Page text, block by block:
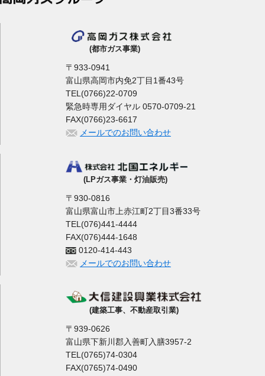
(都市ガス事業)
〒933-0941
富山県高岡市内免2丁目1番43号
TEL(0766)22-0709
緊急時専用ダイヤル 0570-0709-21
FAX(0766)23-6617
メールでのお問い合わせ
(LPガス事業・灯油販売)
〒930-0816
富山県富山市上赤江町2丁目3番33号
TEL(076)441-4444
FAX(076)444-1648
0120-414-443
メールでのお問い合わせ
(建築工事、不動産取引業)
〒939-0626
富山県下新川郡入善町入膳3957-2
TEL(0765)74-0304
FAX(0765)74-0490